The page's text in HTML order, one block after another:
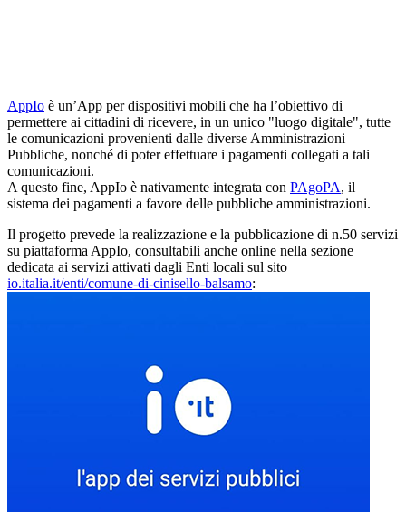
AppIo è un’App per dispositivi mobili che ha l’obiettivo di
permettere ai cittadini di ricevere, in un unico "luogo digitale", tutte
le comunicazioni provenienti dalle diverse Amministrazioni
Pubbliche, nonché di poter effettuare i pagamenti collegati a tali
comunicazioni.
A questo fine, AppIo è nativamente integrata con PAgoPA, il
sistema dei pagamenti a favore delle pubbliche amministrazioni.
Il progetto prevede la realizzazione e la pubblicazione di n.50 servizi
su piattaforma AppIo, consultabili anche online nella sezione
dedicata ai servizi attivati dagli Enti locali sul sito
io.italia.it/enti/comune-di-cinisello-balsamo: